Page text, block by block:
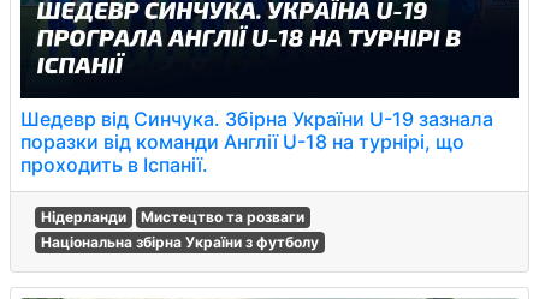
Шедевр від Синчука. Збірна України U-19 зазнала
поразки від команди Англії U-18 на турнірі, що
проходить в Іспанії.
Нідерланди
Мистецтво та розваги
Національна збірна України з футболу